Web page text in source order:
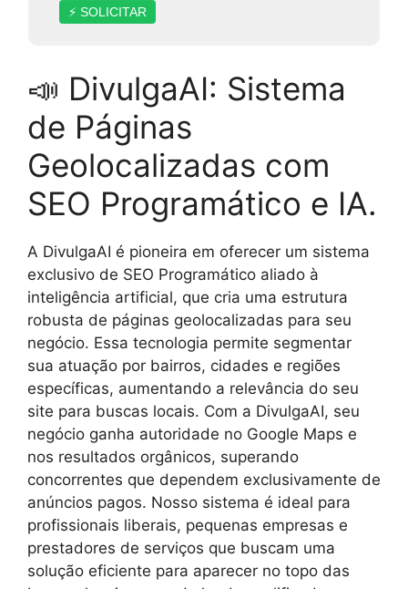
⚡ SOLICITAR
📣 DivulgaAI: Sistema
de Páginas
Geolocalizadas com
SEO Programático e IA.
A DivulgaAI é pioneira em oferecer um sistema
exclusivo de SEO Programático aliado à
inteligência artificial, que cria uma estrutura
robusta de páginas geolocalizadas para seu
negócio. Essa tecnologia permite segmentar
sua atuação por bairros, cidades e regiões
específicas, aumentando a relevância do seu
site para buscas locais. Com a DivulgaAI, seu
negócio ganha autoridade no Google Maps e
nos resultados orgânicos, superando
concorrentes que dependem exclusivamente de
anúncios pagos. Nosso sistema é ideal para
profissionais liberais, pequenas empresas e
prestadores de serviços que buscam uma
solução eficiente para aparecer no topo das